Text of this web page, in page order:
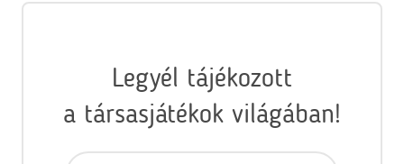
Legyél tájékozott
a társasjátékok világában!